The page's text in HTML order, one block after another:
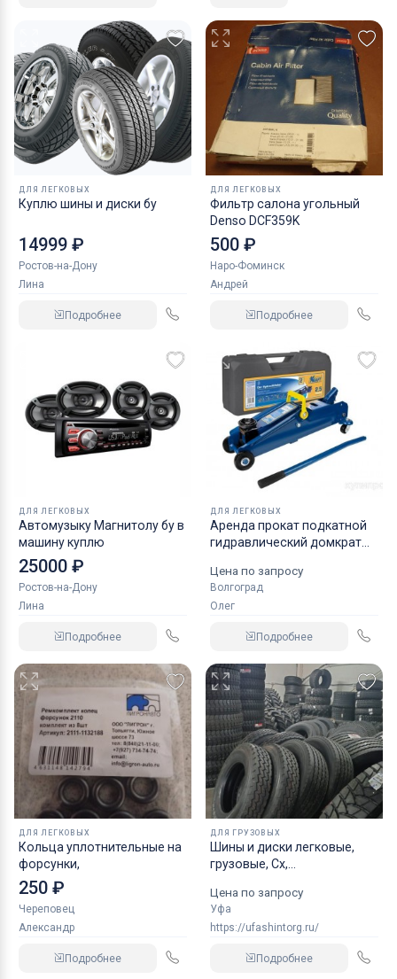
ДЛЯ ЛЕГКОВЫХ
Куплю шины и диски бу
14999 ₽
Ростов-на-Дону
Лина
Подробнее
ДЛЯ ЛЕГКОВЫХ
Фильтр салона угольный
Denso DCF359K
500 ₽
Наро-Фоминск
Андрей
Подробнее
ДЛЯ ЛЕГКОВЫХ
Автомузыку Магнитолу бу в
машину куплю
25000 ₽
Ростов-на-Дону
Лина
Подробнее
ДЛЯ ЛЕГКОВЫХ
Аренда прокат подкатной
гидравлический домкрат
Цена по запросу
Волгоград
Олег
Подробнее
ДЛЯ ЛЕГКОВЫХ
Кольца уплотнительные на
форсунки,
250 ₽
Череповец
Александр
Подробнее
ДЛЯ ГРУЗОВЫХ
Шины и диски легковые,
грузовые, Сх,
Цена по запросу
Уфа
https://ufashintorg.ru/
Подробнее